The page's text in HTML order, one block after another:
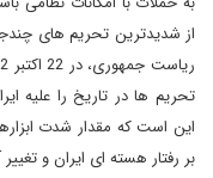
از شدیدترین تحریم های
تحریم ها در تاریخ را علیه
این است که مقدار شدت
بر رفتار هسته ای ایران و تغییر